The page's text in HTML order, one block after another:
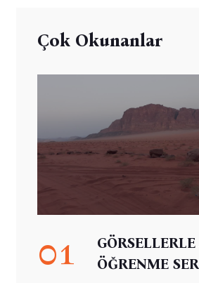
Çok Okunanlar
01
ÖĞRENME